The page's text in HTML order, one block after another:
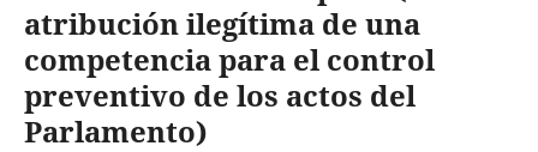
atribución ilegítima de una
competencia para el control
preventivo de los actos del
Parlamento)